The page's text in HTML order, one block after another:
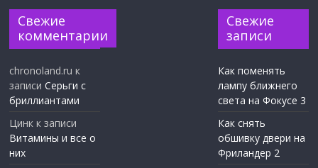
Свежие
комментарии
chronoland.ru к
записиСерьги с
бриллиантами
Цинк к записи
Витамины и все о
них
Свежие
записи
Как поменять
лампу ближнего
света на Фокусе 3
Как снять
обшивку двери на
Фриландер 2